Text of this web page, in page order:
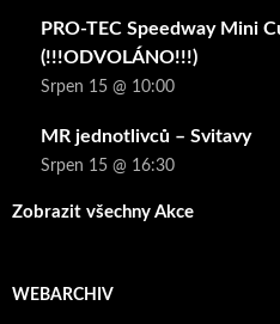
PRO-TEC Speedway Mini
(!!!ODVOLÁNO!!!)
Srpen 15 @ 10:00
MR jednotlivců – Svitavy
Srpen 15 @ 16:30
Zobrazit všechny Akce
WEBARCHIV